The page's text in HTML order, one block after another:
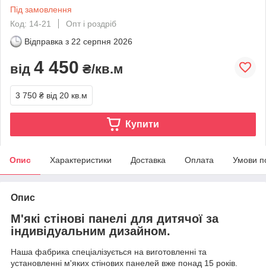
Під замовлення
Код: 14-21
Опт і роздріб
Відправка з 22 серпня 2026
від 4 450 ₴/кв.м
3 750 ₴ від 20 кв.м
Купити
Опис Характеристики Доставка Оплата Умови
Опис
М'які стінові панелі для дитячої за
індивідуальним дизайном.
Наша фабрика спеціалізується на виготовленні та
установленні м'яких стінових панелей вже понад 15 років.